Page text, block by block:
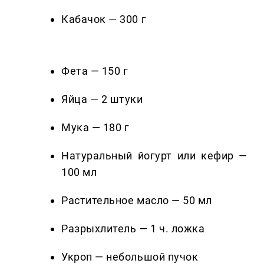
Кабачок — 300 г
Фета — 150 г
Яйца — 2 штуки
Мука — 180 г
Натуральный йогурт или кефир —
100 мл
Растительное масло — 50 мл
Разрыхлитель — 1 ч. ложка
Укроп — небольшой пучок